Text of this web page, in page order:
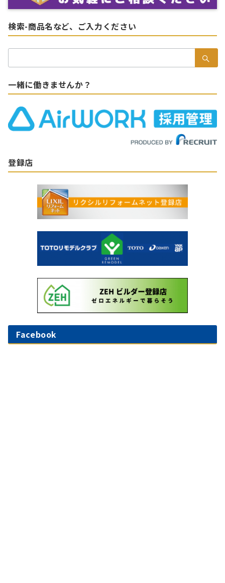
検索-商品名など、ご入力ください
索：
一緒に働きませんか？
登録店
Facebook